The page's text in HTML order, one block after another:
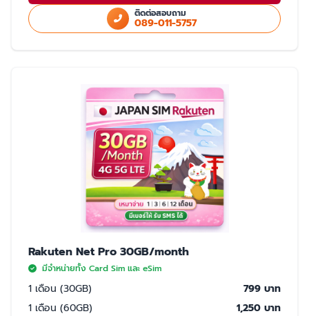
ติดต่อสอบถาม
089-011-5757
Rakuten Net Pro 30GB/month
มีจำหน่ายทั้ง Card Sim และ eSim
1 เดือน (30GB)
799 บาท
1 เดือน (60GB)
1,250 บาท